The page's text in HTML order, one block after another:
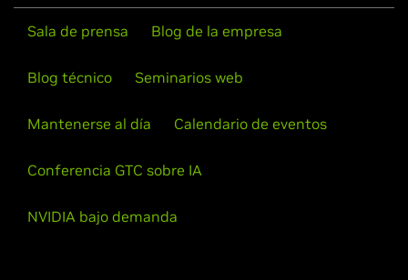
Sala de prensa Blog de la empresa
Blog técnico Seminarios web
Mantenerse al día Calendario de eventos
Conferencia GTC sobre IA
NVIDIA bajo demanda